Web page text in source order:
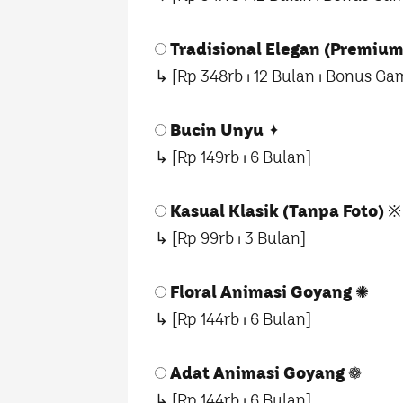
Tradisional Elegan
↳ [Rp 348rb ⏐ 12 Bulan ⏐ Bonus
Bucin Unyu ✦
↳ [Rp 149rb ⏐ 6 Bulan]
Kasual Klasik (Tanpa Foto) ※
↳ [Rp 99rb ⏐ 3 Bulan]
Floral Animasi Goyang ✺
↳ [Rp 144rb ⏐ 6 Bulan]
Adat Animasi Goyang❁